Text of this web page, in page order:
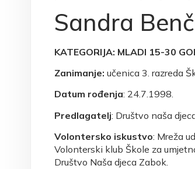
Sandra
KATEGORIJA: MLADI 15-30
Zanimanje: učenica 3. razreda
Datum rođenja: 24.7.1998.
Predlagatelj: Društvo naša
Volontersko iskustvo: Mreža
Volonterski klub Škole za
Društvo Naša djeca Zabok.